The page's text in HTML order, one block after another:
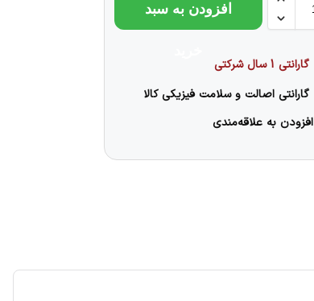
افزودن به سبد
گارانتی 1 سال شرکتی
گارانتی اصالت و سلامت فیزیکی کالا
افزودن به علاقه‌مندی